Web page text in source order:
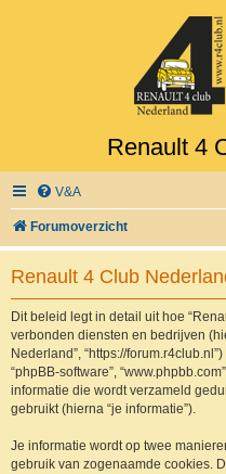
Renault 4
V&A
Forumoverzicht
Renault 4 Club
Dit beleid legt in detail uit hoe
verbonden diensten en bedrijven
Nederland”, “https://
“phpBB-software”,
informatie die wordt verzameld
gebruikt (hierna “je informatie”).
Je informatie wordt op twee
gebruik van zogenaamde cookies.